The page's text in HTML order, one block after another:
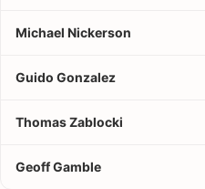
Michael Nickerson
Guido Gonzalez
Thomas Zablocki
Geoff Gamble